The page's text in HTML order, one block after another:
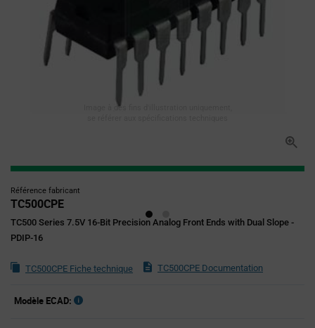
Image à des fins d'illustration uniquement,
Référence fabricant
TC500CPE
TC500 Series 7.5V 16-Bit Precision Analog Front Ends with Dual Slope -
PDIP-16
TC500CPE Fiche technique TC500CPE Documentation
Modèle ECAD: